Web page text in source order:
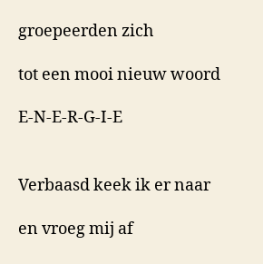
groepeerden zich
tot een mooi nieuw woord
E-N-E-R-G-I-E
Verbaasd keek ik er naar
en vroeg mij af